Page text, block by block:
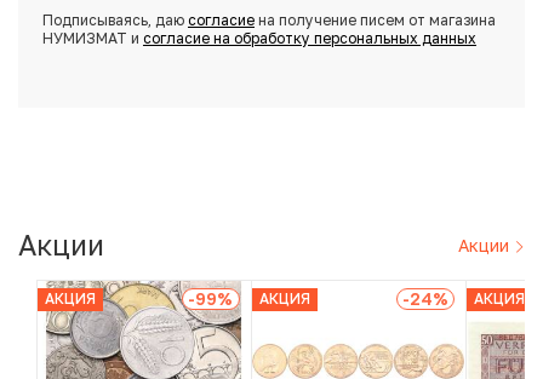
Подписываясь, даю согласиена получение писем от магазина
НУМИЗМАТ и согласие на обработку персональных данных
Акции
Акции
АКЦИЯ -99% АКЦИЯ -24% АКЦИЯ